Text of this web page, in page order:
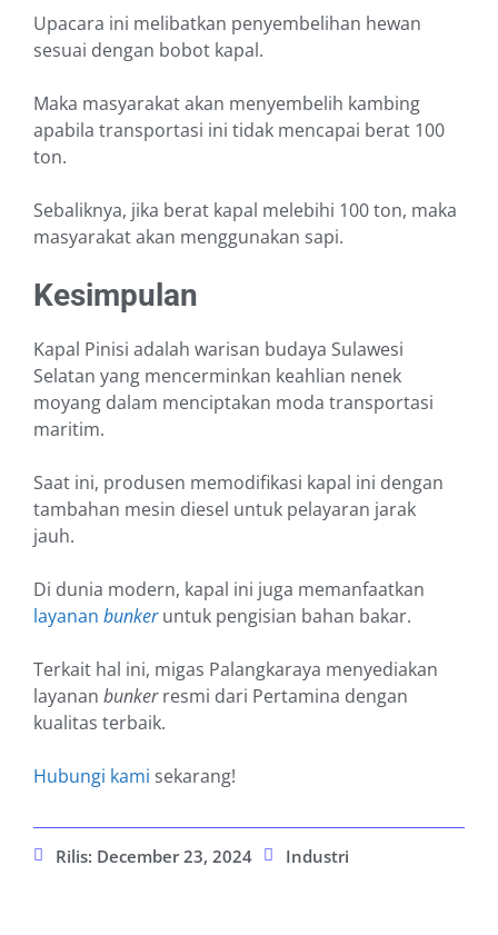
Upacara ini melibatkan penyembelihan hewan
sesuai dengan bobot kapal.
Maka masyarakat akan menyembelih kambing
apabila transportasi ini tidak mencapai berat 100
ton.
Sebaliknya, jika berat kapal melebihi 100 ton, maka
masyarakat akan menggunakan sapi.
Kesimpulan
Kapal Pinisi adalah warisan budaya Sulawesi
Selatan yang mencerminkan keahlian nenek
moyang dalam menciptakan moda transportasi
maritim.
Saat ini, produsen memodifikasi kapal ini dengan
tambahan mesin diesel untuk pelayaran jarak
jauh.
Di dunia modern, kapal ini juga memanfaatkan
layanan bunkeruntuk pengisian bahan bakar.
Terkait hal ini, migas Palangkaraya menyediakan
layanan bunkerresmi dari Pertamina dengan
kualitas terbaik.
Hubungi kami sekarang!
Rilis: December 23, 2024 Industri